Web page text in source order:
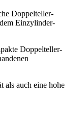
Doppelteller-
Einzylinder-
Doppelteller-
als auch eine hohe